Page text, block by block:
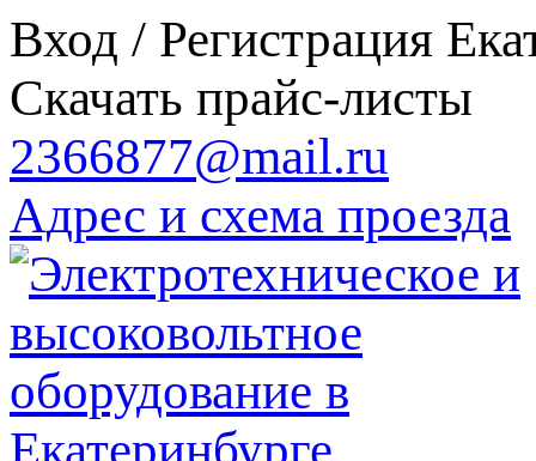
Вход / Регистрация
Скачать прайс-листы
2366877@mail.ru
Адрес и схема проезда